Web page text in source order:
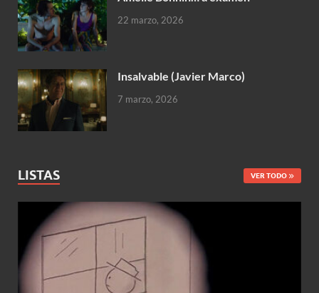
22 marzo, 2026
Insalvable (Javier Marco)
7 marzo, 2026
LISTAS VER TODO